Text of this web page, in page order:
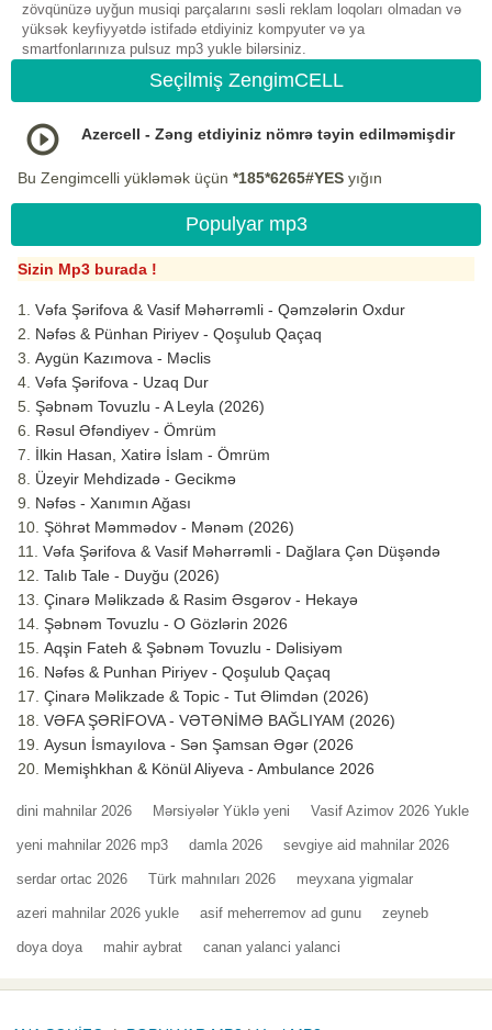
zövqünüzə uyğun musiqi parçalarını səsli reklam loqoları olmadan və
yüksək keyfiyyətdə istifadə etdiyiniz kompyuter və ya
smartfonlarınıza pulsuz mp3 yukle bilərsiniz.
Seçilmiş ZengimCELL
Azercell - Zəng etdiyiniz nömrə təyin edilməmişdir
Bu Zengimcelli yükləmək üçün *185*6265#YES yığın
Populyar mp3
Sizin Mp3 burada !
Vəfa Şərifova & Vasif Məhərrəmli - Qəmzələrin Oxdur
Nəfəs & Pünhan Piriyev - Qoşulub Qaçaq
Aygün Kazımova - Məclis
Vəfa Şərifova - Uzaq Dur
Şəbnəm Tovuzlu - A Leyla (2026)
Rəsul Əfəndiyev - Ömrüm
İlkin Hasan, Xatirə İslam - Ömrüm
Üzeyir Mehdizadə - Gecikmə
Nəfəs - Xanımın Ağası
Şöhrət Məmmədov - Mənəm (2026)
Vəfa Şərifova & Vasif Məhərrəmli - Dağlara Çən Düşəndə
Talıb Tale - Duyğu (2026)
Çinarə Məlikzadə & Rasim Əsgərov - Hekayə
Şəbnəm Tovuzlu - O Gözlərin 2026
Aqşin Fateh & Şəbnəm Tovuzlu - Dəlisiyəm
Nəfəs & Punhan Piriyev - Qoşulub Qaçaq
Çinarə Məlikzade & Topic - Tut Əlimdən (2026)
VƏFA ŞƏRİFOVA - VƏTƏNİMƏ BAĞLIYAM (2026)
Aysun İsmayılova - Sən Şamsan Əgər (2026
Memişhkhan & Könül Aliyeva - Ambulance 2026
dini mahnilar 2026 Mərsiyələr Yüklə yeni Vasif Azimov 2026 Yukle
yeni mahnilar 2026 mp3 damla 2026 sevgiye aid mahnilar 2026
serdar ortac 2026 Türk mahnıları 2026 meyxana yigmalar
azeri mahnilar 2026 yukle asif meherremov ad gunu zeyneb
doya doya mahir aybrat canan yalanci yalanci